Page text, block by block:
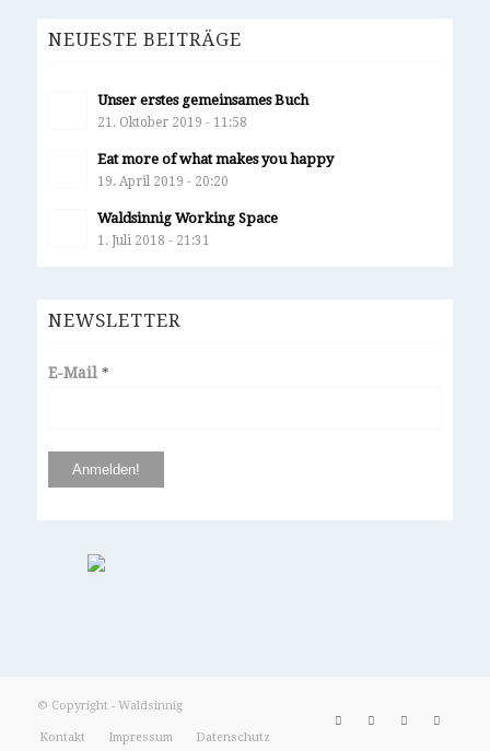
NEUESTE BEITRÄGE
Unser erstes gemeinsames Buch
21. Oktober 2019 - 11:58
Eat more of what makes you happy
19. April 2019 - 20:20
Waldsinnig Working Space
1. Juli 2018 - 21:31
NEWSLETTER
E-Mail *
© Copyright - Waldsinnig
Kontakt Impressum Datenschutz